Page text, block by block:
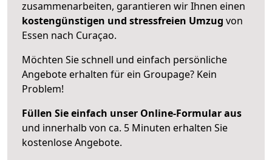
zusammenarbeiten, garantieren wir Ihnen einen
kostengünstigen und stressfreien Umzug von
Essen nach Curaçao.
Möchten Sie schnell und einfach persönliche
Angebote erhalten für ein Groupage? Kein
Problem!
Füllen Sie einfach unser Online-Formular aus
und innerhalb von ca. 5 Minuten erhalten Sie
kostenlose Angebote.